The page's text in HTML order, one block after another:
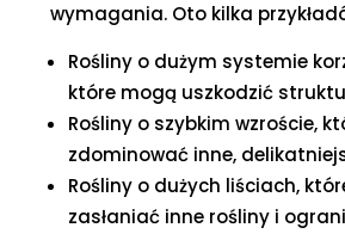
wymagania. Oto kilka
Rośliny o dużym systemie
które mogą uszkodzić
Rośliny o szybkim wzroście,
zdominować inne,
Rośliny o dużych liściach,
zasłaniać inne rośliny i